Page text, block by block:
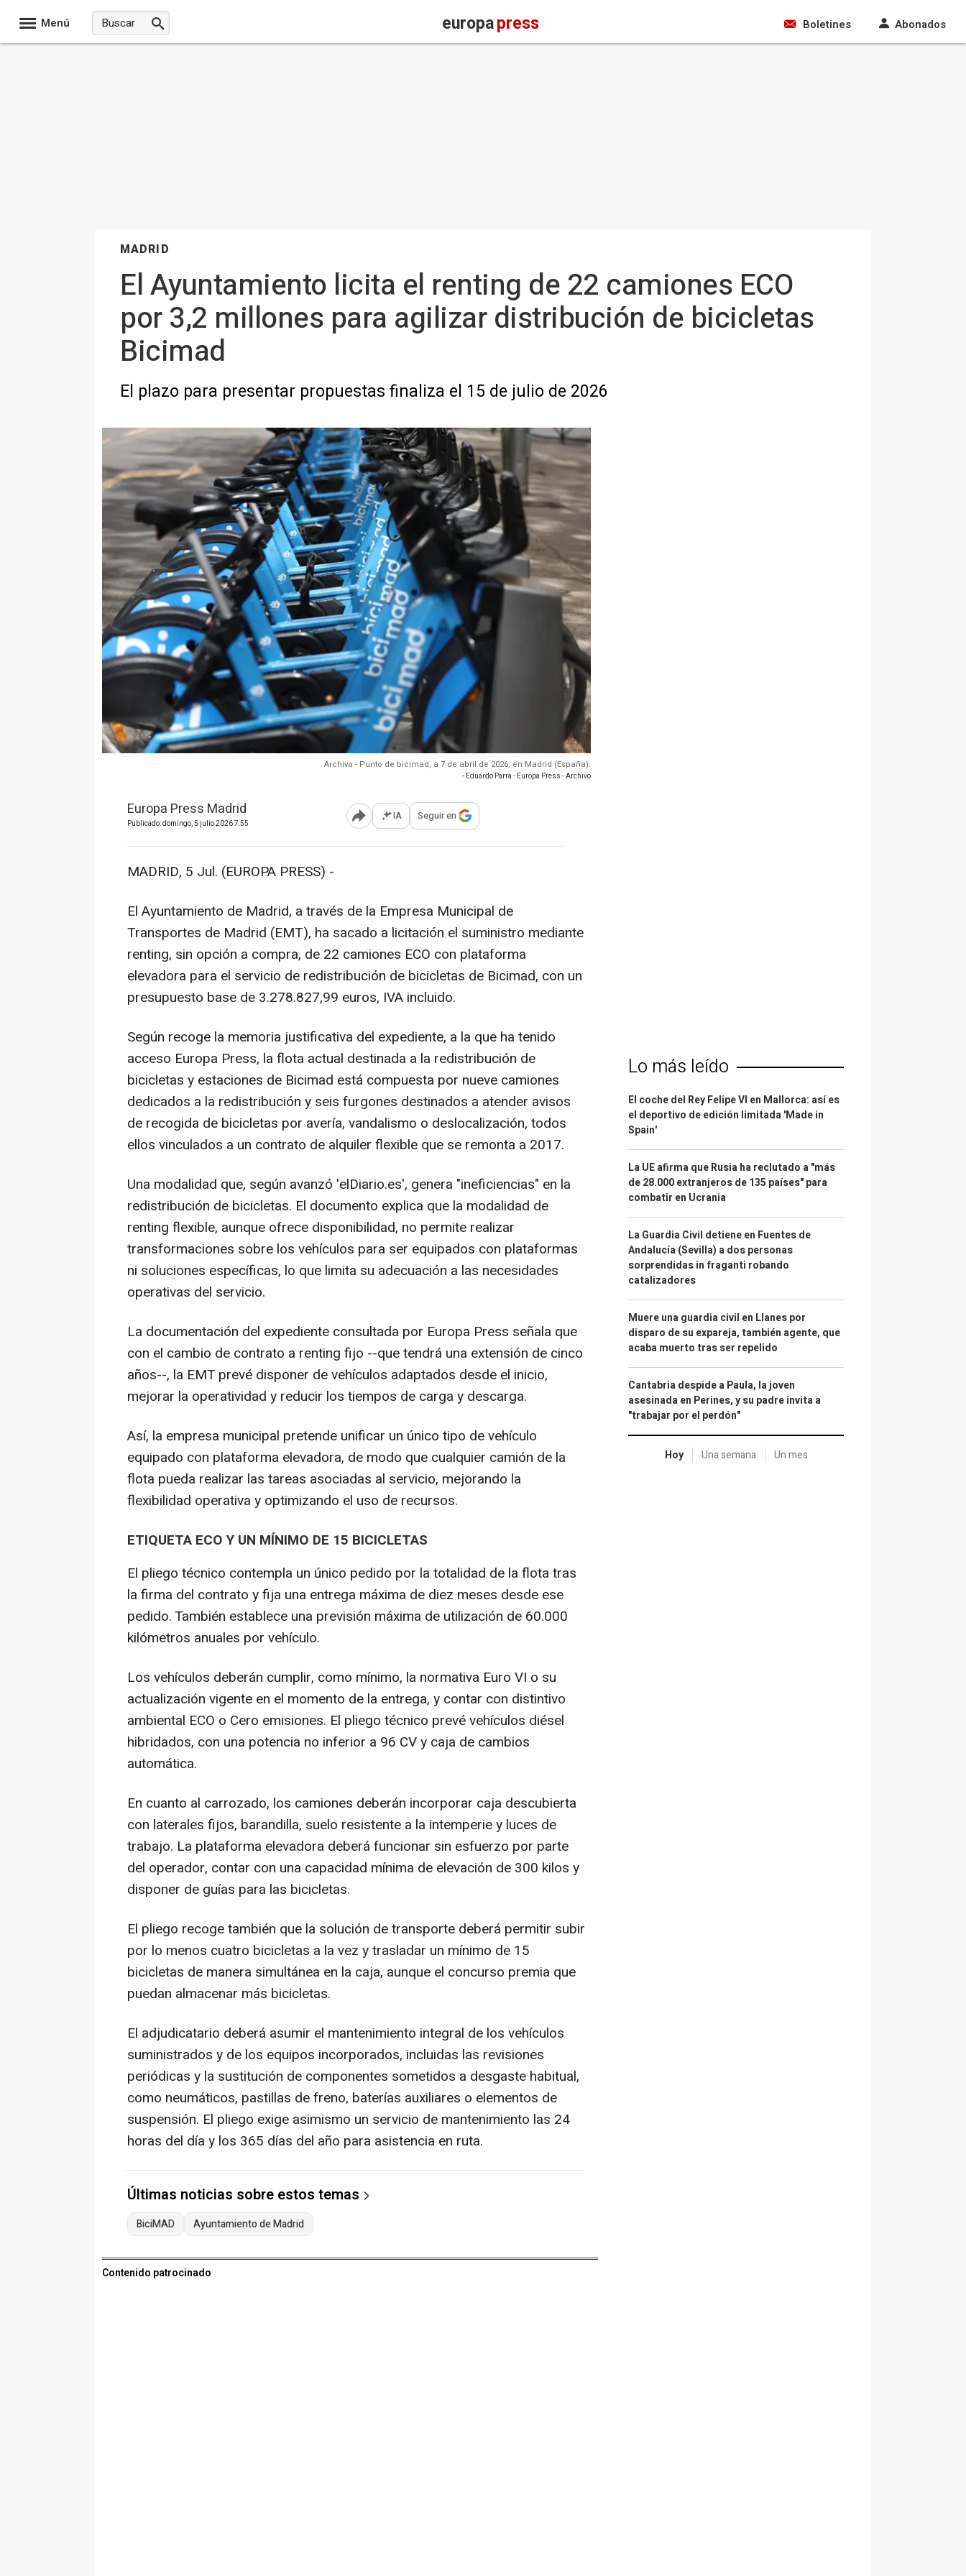
Menú europapress Boletines Abonados
MADRID
El Ayuntamiento licita el renting de 22 camiones ECO
por 3,2 millones para agilizar distribución de bicicletas
Bicimad
El plazo para presentar propuestas finaliza el 15 de julio de 2026
Archivo - Punto de bicimad, a 7 de abril de 2026, en Madrid (España).
- Eduardo Parra - Europa Press - Archivo
Europa Press Madrid
Publicado: domingo, 5 julio 2026 7:55 Abrir opciones para compartir
IA Seguir en
MADRID, 5 Jul. (EUROPA PRESS) -
El Ayuntamiento de Madrid, a través de la Empresa Municipal de
Transportes de Madrid (EMT), ha sacado a licitación el suministro mediante
renting, sin opción a compra, de 22 camiones ECO con plataforma
elevadora para el servicio de redistribución de bicicletas de Bicimad, con un
presupuesto base de 3.278.827,99 euros, IVA incluido.
Según recoge la memoria justificativa del expediente, a la que ha tenido
acceso Europa Press, la flota actual destinada a la redistribución de
bicicletas y estaciones de Bicimad está compuesta por nueve camiones
dedicados a la redistribución y seis furgones destinados a atender avisos
de recogida de bicicletas por avería, vandalismo o deslocalización, todos
ellos vinculados a un contrato de alquiler flexible que se remonta a 2017.
Una modalidad que, según avanzó 'elDiario.es', genera "ineficiencias" en la
redistribución de bicicletas. El documento explica que la modalidad de
renting flexible, aunque ofrece disponibilidad, no permite realizar
transformaciones sobre los vehículos para ser equipados con plataformas
ni soluciones específicas, lo que limita su adecuación a las necesidades
operativas del servicio.
La documentación del expediente consultada por Europa Press señala que
con el cambio de contrato a renting fijo --que tendrá una extensión de cinco
años--, la EMT prevé disponer de vehículos adaptados desde el inicio,
mejorar la operatividad y reducir los tiempos de carga y descarga.
Así, la empresa municipal pretende unificar un único tipo de vehículo
equipado con plataforma elevadora, de modo que cualquier camión de la
flota pueda realizar las tareas asociadas al servicio, mejorando la
flexibilidad operativa y optimizando el uso de recursos.
ETIQUETA ECO Y UN MÍNIMO DE 15 BICICLETAS
El pliego técnico contempla un único pedido por la totalidad de la flota tras
la firma del contrato y fija una entrega máxima de diez meses desde ese
pedido. También establece una previsión máxima de utilización de 60.000
kilómetros anuales por vehículo.
Los vehículos deberán cumplir, como mínimo, la normativa Euro VI o su
actualización vigente en el momento de la entrega, y contar con distintivo
ambiental ECO o Cero emisiones. El pliego técnico prevé vehículos diésel
hibridados, con una potencia no inferior a 96 CV y caja de cambios
automática.
En cuanto al carrozado, los camiones deberán incorporar caja descubierta
con laterales fijos, barandilla, suelo resistente a la intemperie y luces de
trabajo. La plataforma elevadora deberá funcionar sin esfuerzo por parte
del operador, contar con una capacidad mínima de elevación de 300 kilos y
disponer de guías para las bicicletas.
El pliego recoge también que la solución de transporte deberá permitir subir
por lo menos cuatro bicicletas a la vez y trasladar un mínimo de 15
bicicletas de manera simultánea en la caja, aunque el concurso premia que
puedan almacenar más bicicletas.
El adjudicatario deberá asumir el mantenimiento integral de los vehículos
suministrados y de los equipos incorporados, incluidas las revisiones
periódicas y la sustitución de componentes sometidos a desgaste habitual,
como neumáticos, pastillas de freno, baterías auxiliares o elementos de
suspensión. El pliego exige asimismo un servicio de mantenimiento las 24
horas del día y los 365 días del año para asistencia en ruta.
Últimas noticias sobre estos temas
BiciMAD Ayuntamiento de Madrid
Contenido patrocinado
Lo más leído
El coche del Rey Felipe VI en Mallorca: así es
el deportivo de edición limitada 'Made in
Spain'
La UE afirma que Rusia ha reclutado a "más
de 28.000 extranjeros de 135 países" para
combatir en Ucrania
La Guardia Civil detiene en Fuentes de
Andalucía (Sevilla) a dos personas
sorprendidas in fraganti robando
catalizadores
Muere una guardia civil en Llanes por
disparo de su expareja, también agente, que
acaba muerto tras ser repelido
Cantabria despide a Paula, la joven
asesinada en Perines, y su padre invita a
"trabajar por el perdón"
Hoy Una semana Un mes